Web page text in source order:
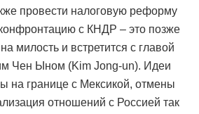
провести налоговую реформу
с КНДР – это позже
милость и встретится с главой
Чен Ыном (Kim Jong-un). Идеи
на границе с Мексикой, отмены
отношений с Россией так